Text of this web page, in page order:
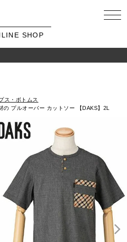
SHOP
ス・ボトムス
プルオーバー カットソー 【DAKS】2L